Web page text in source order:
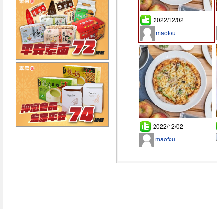
2022/12/02
maofou
2022/12/02
maofou